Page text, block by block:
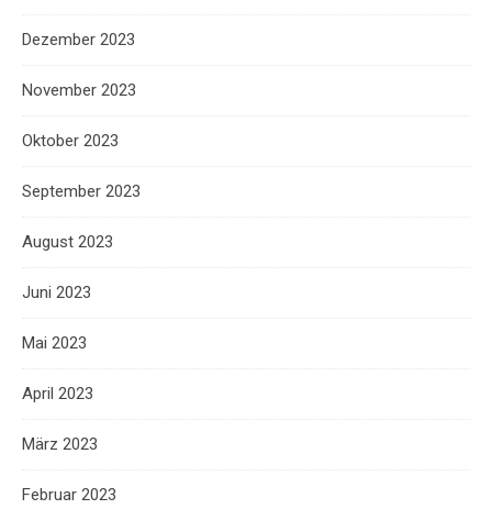
Dezember 2023
November 2023
Oktober 2023
September 2023
August 2023
Juni 2023
Mai 2023
April 2023
März 2023
Februar 2023